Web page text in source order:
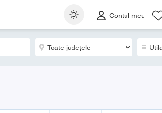
Contul meu
Sortează